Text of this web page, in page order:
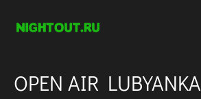
OPEN AIR LUBYANKA